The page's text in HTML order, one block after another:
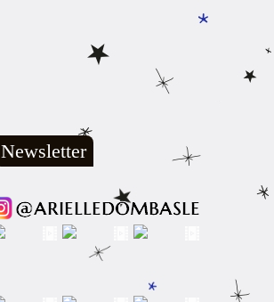
Newsletter